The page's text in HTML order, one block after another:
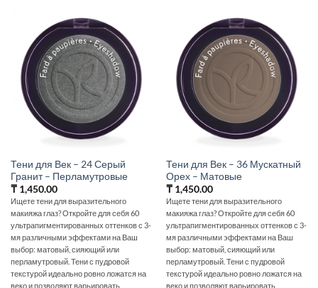
Тени для Век – 24 Серый
Гранит – Перламутровые
₸1,450.00
Ищете тени для выразительного
макияжа глаз? Откройте для себя 60
ультрапигментированных оттенков с 3-
мя различными эффектами на Ваш
выбор: матовый, сияющий или
перламутровый. Тени с пудровой
текстурой идеально ровно ложатся на
веко и позволяют варьировать
Тени для Век – 36 Мускатный
Орех – Матовые
₸1,450.00
Ищете тени для выразительного
макияжа глаз? Откройте для себя 60
ультрапигментированных оттенков с 3-
мя различными эффектами на Ваш
выбор: матовый, сияющий или
перламутровый. Тени с пудровой
текстурой идеально ровно ложатся на
веко и позволяют варьировать